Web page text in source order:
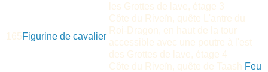
les Grottes de lave, étage 3
165Figurine de cavalier
Côte du Riveïn, quête L'antre du
Roi-Dragon, en haut de la tour
accessible avec une poutre à l'est
des Grottes de lave, étage 4
Côte du Riveïn, quête de Taash Feu